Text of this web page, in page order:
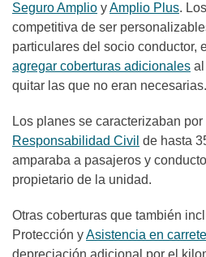
Seguro Amplio yAmplio Plus.
competitiva de ser
particulares del socio conductor,
agregar coberturas adicionales
quitar las que no eran necesarias.
Los planes se caracterizaban
Responsabilidad Civil de hasta
amparaba a pasajeros y
propietario de la unidad.
Otras coberturas que también
Protección yAsistencia en